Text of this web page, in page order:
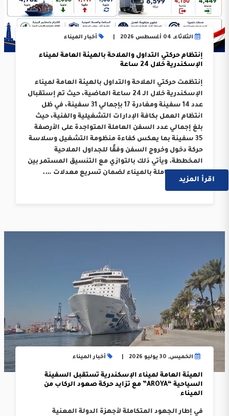
الثلاثاء, 04 أغسطس 2026 أخبار الميناء
إنتظام حركتي التداول والملاحة بالهيئة العامة لميناء
الإسكندرية خلال 24 ساعة
إنتظمت حركتي الملاحة والتداول بالهيئة العامة لميناء
الإسكندرية خلال الـ 24 ساعة الماضية، حيث تم إستقبال
عدد 14 سفينة ومغادرة 17 بإجمالي 31 سفينة، في ظل
انتظام العمل بكافة الإدارات التشغيلية والفنية، حيث
بلغ إجمالي عدد السفن العاملة المتواجدة على الأرصفة
35 سفينة بما يعكس كفاءة منظومة التشغيل وسلاسة
حركة دخول وخروج السفن وفقًا للجداول الملاحية
المخططة. ويأتي ذلك بالتوازي مع التنسيق المستمر بين
الجهات العاملة بالميناء لضمان تسريع معدلات ….
اقرأ المزيد
الخميس, 30 يوليو 2026 أخبار الميناء
الهيئة العامة لميناء الإسكندرية تستقبل السفينة
السياحية “AROYA” مع تزايد حركة صعود الركاب من
الميناء
في إطار الجهود المتكاملة لأجهزة الدولة المعنية